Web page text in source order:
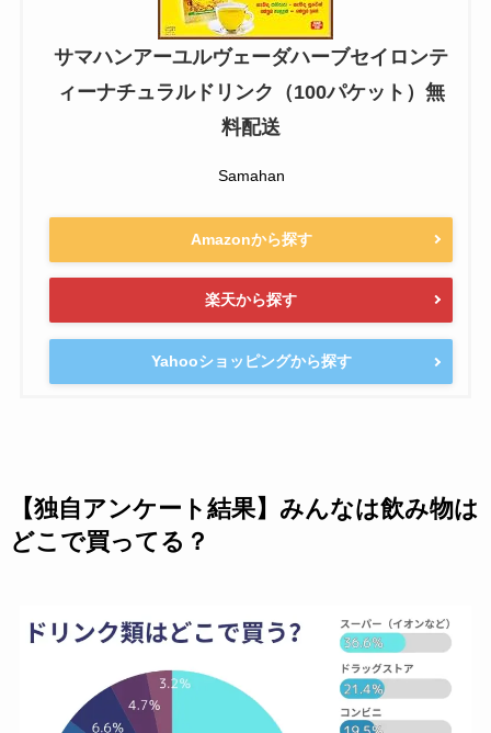
サマハンアーユルヴェーダハーブセイロンテ
ィーナチュラルドリンク（100パケット）無
料配送
Samahan
Amazonから探す
楽天から探す
Yahooショッピングから探す
【独自アンケート結果】みんなは飲み物は
どこで買ってる？